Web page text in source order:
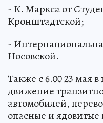
- К. Маркса от
Кронштадтской;
-
Носовской.
Также с 6.00 23 мая
движение
автомобилей,
опасные и ядовитые